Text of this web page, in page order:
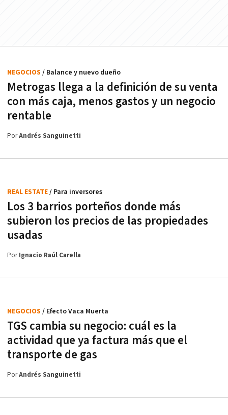
Metrogas llega a la definición de su venta
con más caja, menos gastos y un negocio
rentable
NEGOCIOS / Balance y nuevo dueño
PorAndrés Sanguinetti
Los 3 barrios porteños donde más
subieron los precios de las propiedades
usadas
REAL ESTATE/ Para inversores
PorIgnacio Raúl Carella
TGS cambia su negocio: cuál es la
actividad que ya factura más que el
transporte de gas
NEGOCIOS / Efecto Vaca Muerta
PorAndrés Sanguinetti